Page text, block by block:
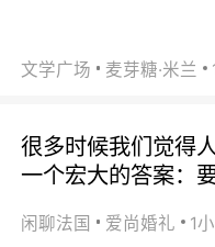
文学广场 麦芽糖·米兰
很多时候我们觉得
一个宏大的答案：
闲聊法国 爱尚婚礼 1